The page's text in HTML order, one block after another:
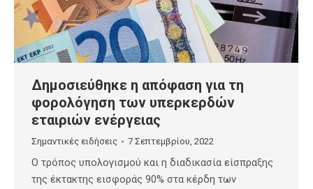
Δημοσιεύθηκε η απόφαση για τη
φορολόγηση των υπερκερδών
εταιριών ενέργειας
Σημαντικές ειδήσεις 7 Σεπτεμβρίου, 2022
Ο τρόπος υπολογισμού και η διαδικασία είσπραξης
της έκτακτης εισφοράς 90% στα κέρδη των